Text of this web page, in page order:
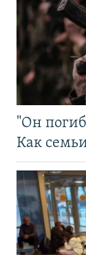
"Он
Как